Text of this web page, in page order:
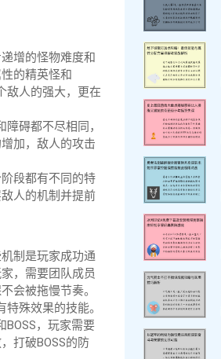
增的怪物难度和
的精英怪和
敌人的强大，更在
碍都不尽相同，
加，敌人的攻击
段都有不同的特
人的机制并提前
制是玩家成功通
，需要团队成员
会被拖慢节奏。
殊效果的技能。
BOSS，玩家需要
打破BOSS的防